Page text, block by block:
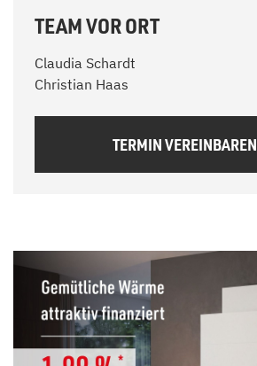
TEAM VOR ORT
Claudia Schardt
Christian Haas
TERMIN VEREINBAREN